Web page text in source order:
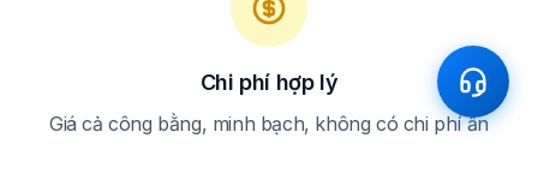
Chi phí hợp lý
Giá cả công bằng, minh bạch, không có chi phí ẩn